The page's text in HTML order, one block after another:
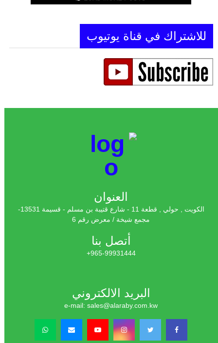
للاشتراك في قناة يوتيوب
العنوان
الكويت , حولي , قطعة 11 - شارع قتيبة بن مسلم - قسيمة 13531-
مجمع شيخة / معرض رقم 6
أتصل بنا
965-99931444+
البريد الالكتروني
e-mail: sales@alaraby.com.kw